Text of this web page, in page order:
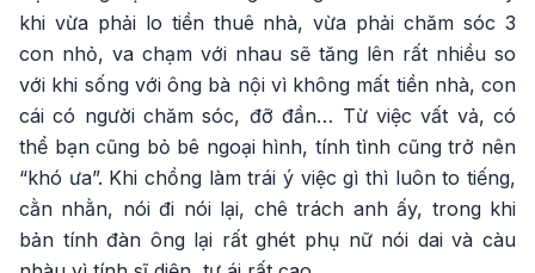
khi vừa phải lo tiền thuê nhà, vừa phải chăm sóc 3
con nhỏ, va chạm với nhau sẽ tăng lên rất nhiều so
với khi sống với ông bà nội vì không mất tiền nhà, con
cái có người chăm sóc, đỡ đần… Từ việc vất vả, có
thể bạn cũng bỏ bê ngoại hình, tính tình cũng trở nên
“khó ưa”. Khi chồng làm trái ý việc gì thì luôn to tiếng,
cằn nhằn, nói đi nói lại, chê trách anh ấy, trong khi
bản tính đàn ông lại rất ghét phụ nữ nói dai và càu